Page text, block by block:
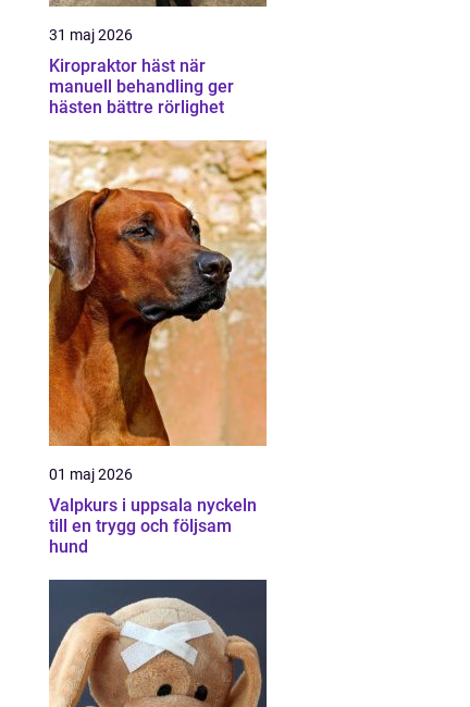
31 maj 2026
Kiropraktor häst när
manuell behandling ger
hästen bättre rörlighet
01 maj 2026
Valpkurs i uppsala nyckeln
till en trygg och följsam
hund